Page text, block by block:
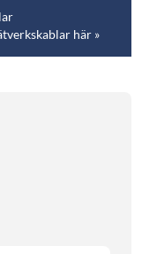
här »